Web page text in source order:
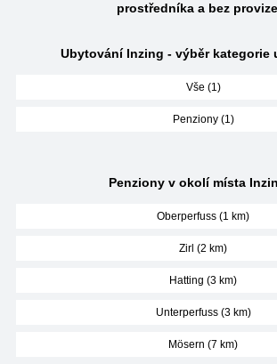
prostředníka a bez
Ubytování Inzing - výběr kategorie
Vše (1)
Penziony (1)
Penziony v okolí místa
Oberperfuss (1 km)
Zirl (2 km)
Hatting (3 km)
Unterperfuss (3 km)
Mösern (7 km)